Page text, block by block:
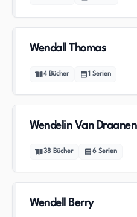
Wendall Thomas
4 Bücher 1 Serien
Wendelin Van Draanen
38 Bücher 6 Serien
Wendell Berry